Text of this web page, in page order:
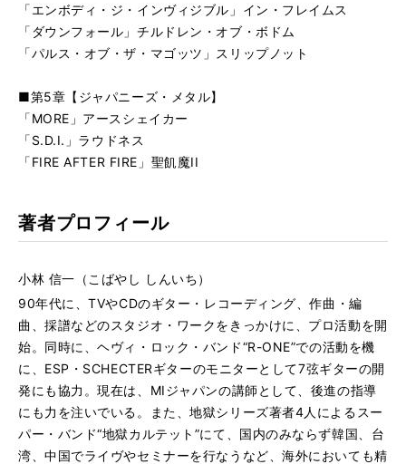
「エンボディ・ジ・インヴィジブル」イン・フレイムス
「ダウンフォール」チルドレン・オブ・ボドム
「パルス・オブ・ザ・マゴッツ」スリップノット
■第5章【ジャパニーズ・メタル】
「MORE」アースシェイカー
「S.D.I.」ラウドネス
「FIRE AFTER FIRE」聖飢魔II
著者プロフィール
小林 信一（こばやし しんいち）
90年代に、TVやCDのギター・レコーディング、作曲・編
曲、採譜などのスタジオ・ワークをきっかけに、プロ活動を開
始。同時に、ヘヴィ・ロック・バンド“R-ONE”での活動を機
に、ESP・SCHECTERギターのモニターとして7弦ギターの開
発にも協力。現在は、MIジャパンの講師として、後進の指導
にも力を注いでいる。また、地獄シリーズ著者4人によるスー
パー・バンド“地獄カルテット”にて、国内のみならず韓国、台
湾、中国でライヴやセミナーを行なうなど、海外においても精